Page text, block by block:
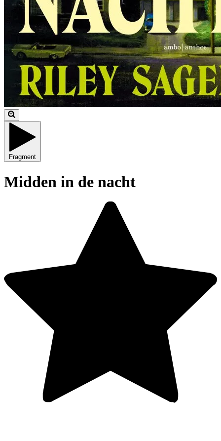
Fragment
Midden in de nacht